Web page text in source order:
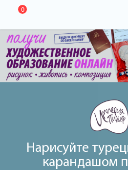
0
Нарисуйте
карандашом